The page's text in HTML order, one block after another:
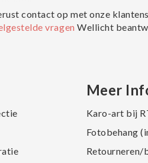
contact op met onze
vragenWellicht
Meer
Karo-art bij
Fotobehang
Retourneren/